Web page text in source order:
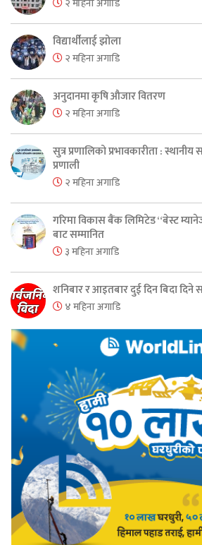
२ महिना अगाडि
विद्यार्थीलाई झोला
२ महिना अगाडि
अनुदानमा कृषि औजार वितरण
२ महिना अगाडि
सुत्र प्रणालिको प्रभावकारीता :
प्रणाली
२ महिना अगाडि
गरिमा विकास बैंक लिमिटेड “बेस्ट
बाट सम्मानित
३ महिना अगाडि
शनिबार र आइतबार दुई दिन बिदा दिने
४ महिना अगाडि